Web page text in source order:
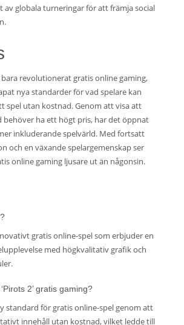
av globala turneringar för att främja social
bara revolutionerat gratis online gaming,
nya standarder för vad spelare kan
spel utan kostnad. Genom att visa att
behöver ha ett högt pris, har det öppnat
inkluderande spelvärld. Med fortsatt
och en växande spelargemenskap ser
online gaming ljusare ut än någonsin.
gratis online-spel som erbjuder en
med högkvalitativ grafik och
2’ gratis gaming?
standard för gratis online-spel genom att
innehåll utan kostnad, vilket ledde till